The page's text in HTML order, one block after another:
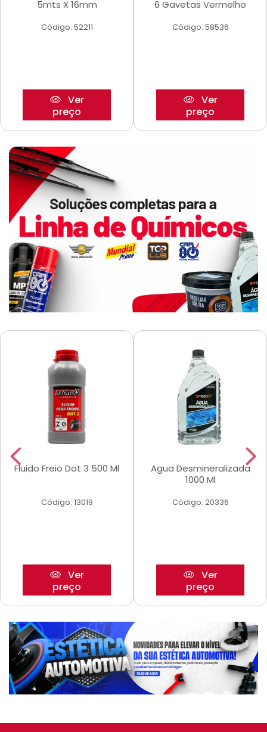
5mts X 16mm
Código: 52211
Ver
preço
6 Gavetas Vermelho
Código: 58536
Ver
preço
Fluido Freio Dot 3 500 Ml
Código: 13019
Ver
preço
Agua Desmineralizada
1000 Ml
Código: 20336
Ver
preço